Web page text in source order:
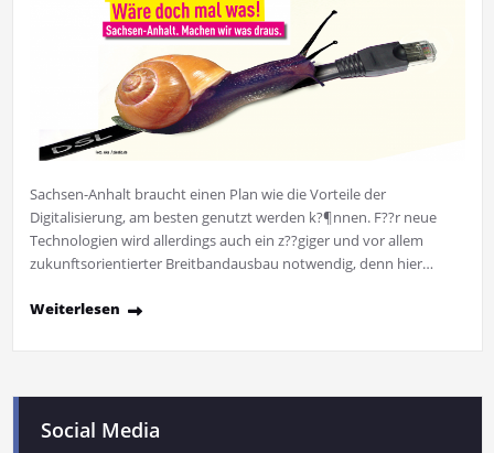
Sachsen-Anhalt braucht einen Plan wie die Vorteile der
Digitalisierung, am besten genutzt werden k?¶nnen. F??r neue
Technologien wird allerdings auch ein z??giger und vor allem
zukunftsorientierter Breitbandausbau notwendig, denn hier…
Weiterlesen
Social Media